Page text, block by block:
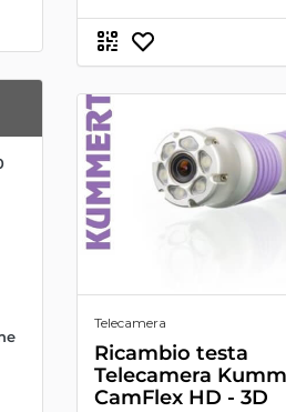
Telecamera
Ricambio testa
Telecamera
CamFlex HD - 3D